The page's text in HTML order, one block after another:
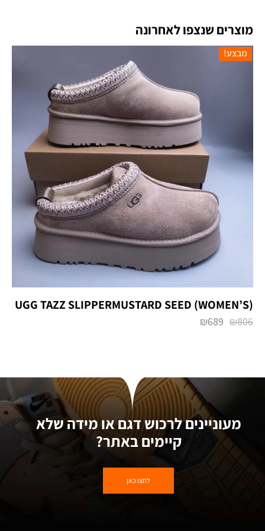
מוצרים שנצפו לאחרונה
מבצע!
UGG TAZZ SLIPPERMUSTARD SEED (WOMEN’S)
₪806
₪689
מעוניינים לרכוש דגם או מידה שלא
קיימים באתר?
לחצו כאן